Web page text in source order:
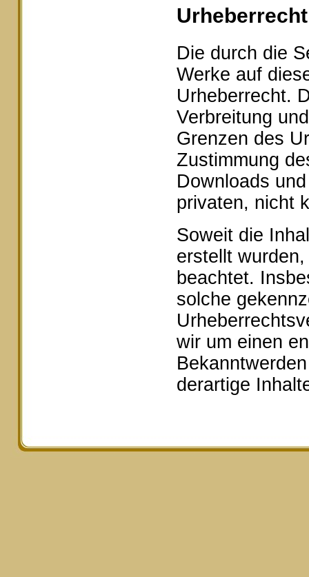
Urheberrecht
Die durch die
Werke auf
Urheberrecht.
Verbreitung
Grenzen des
Zustimmung
Downloads
privaten, nicht
Soweit die
erstellt
beachtet.
solche
wir um einen
derartige